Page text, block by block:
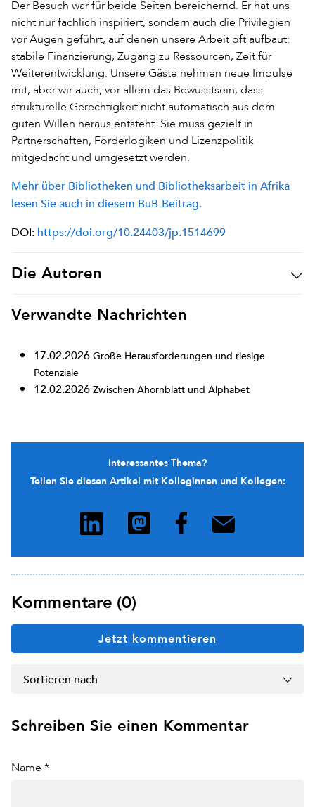
Der Besuch war für beide Seiten bereichernd. Er hat uns
nicht nur fachlich inspiriert, sondern auch die Privilegien
vor Augen geführt, auf denen unsere Arbeit oft aufbaut:
stabile Finanzierung, Zugang zu Ressourcen, Zeit für
Weiterentwicklung. Unsere Gäste nehmen neue Impulse
mit, aber wir auch, vor allem das Bewusstsein, dass
strukturelle Gerechtigkeit nicht automatisch aus dem
guten Willen heraus entsteht. Sie muss gezielt in
Partnerschaften, Förderlogiken und Lizenzpolitik
mitgedacht und umgesetzt werden.
Mehr über Bibliotheken und Bibliotheksarbeit in Afrika
lesen Sie auch in diesem BuB-Beitrag.
DOI:https://doi.org/10.24403/jp.1514699
Die Autoren
Verwandte Nachrichten
17.02.2026Große Herausforderungen und riesige
Potenziale
12.02.2026Zwischen Ahornblatt und Alphabet
Interessantes Thema?
Teilen Sie diesen Artikel mit Kolleginnen und Kollegen:
Kommentare (0)
Jetzt kommentieren
Sortieren nach
Schreiben Sie einen Kommentar
Name *